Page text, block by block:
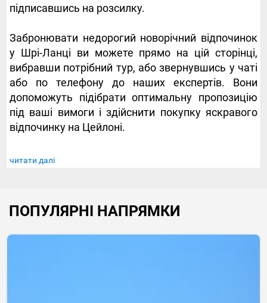
підписавшись на розсилку.
Забронювати недорогий новорічний відпочинок
у Шрі-Ланці ви можете прямо на цій сторінці,
вибравши потрібний тур, або звернувшись у чаті
або по телефону до наших експертів. Вони
допоможуть підібрати оптимальну пропозицію
під ваші вимоги і здійснити покупку яскравого
відпочинку на Цейлоні.
читати далі
ПОПУЛЯРНІ НАПРЯМКИ